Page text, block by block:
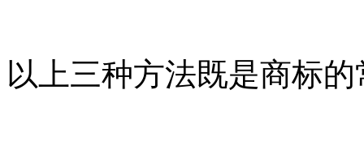
以上三种方法既是商标